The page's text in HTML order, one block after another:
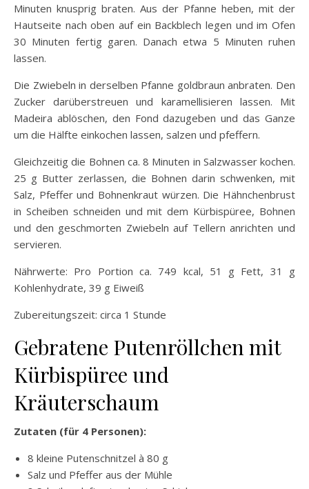
Minuten knusprig braten. Aus der Pfanne heben, mit der
Hautseite nach oben auf ein Backblech legen und im Ofen
30 Minuten fertig garen. Danach etwa 5 Minuten ruhen
lassen.
Die Zwiebeln in derselben Pfanne goldbraun anbraten. Den
Zucker darüberstreuen und karamellisieren lassen. Mit
Madeira ablöschen, den Fond dazugeben und das Ganze
um die Hälfte einkochen lassen, salzen und pfeffern.
Gleichzeitig die Bohnen ca. 8 Minuten in Salzwasser kochen.
25 g Butter zerlassen, die Bohnen darin schwenken, mit
Salz, Pfeffer und Bohnenkraut würzen. Die Hähnchenbrust
in Scheiben schneiden und mit dem Kürbispüree, Bohnen
und den geschmorten Zwiebeln auf Tellern anrichten und
servieren.
Nährwerte: Pro Portion ca. 749 kcal, 51 g Fett, 31 g
Kohlenhydrate, 39 g Eiweiß
Zubereitungszeit: circa 1 Stunde
Gebratene Putenröllchen mit
Kürbispüree und
Kräuterschaum
Zutaten (für 4 Personen):
8 kleine Putenschnitzel à 80 g
Salz und Pfeffer aus der Mühle